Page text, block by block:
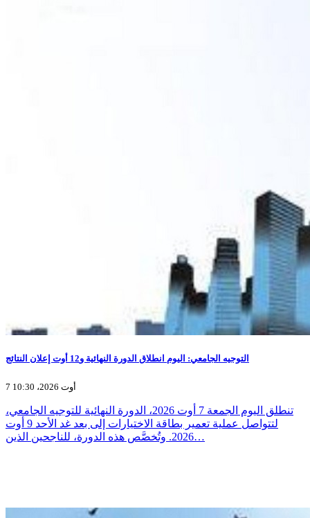
التوجيه الجامعي: اليوم انطلاق الدورة النهائية و12 أوت إعلان النتائج
7 أوت 2026، 10:30
تنطلق اليوم الجمعة 7 أوت 2026، الدورة النهائية للتوجيه الجامعي،
لتتواصل عملية تعمير بطاقة الاختيارات إلى بعد غد الأحد 9 أوت
2026. وتُخصَّص هذه الدورة، للناجحين الذين…